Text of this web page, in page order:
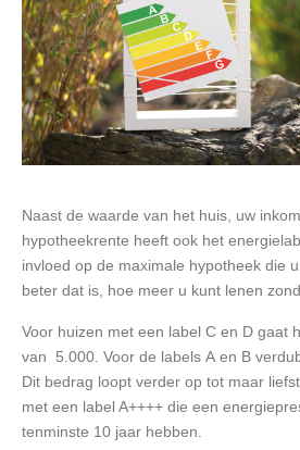
Naast de waarde van het huis, uw
hypotheekrente heeft ook het
invloed op de maximale hypotheek die
beter dat is, hoe meer u kunt lenen
Voor huizen met een label C en D gaat
van  5.000. Voor de labels A en B
Dit bedrag loopt verder op tot maar
met een label A++++ die een
tenminste 10 jaar hebben.